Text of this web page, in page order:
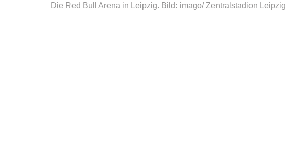
Die Red Bull Arena in Leipzig. Bild: imago/ Zentralstadion Leipzig